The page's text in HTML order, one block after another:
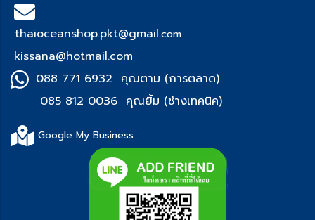
thaioceanshop.pkt@gmail.com
kissana@hotmail.com
088 771 6932 คุณตาม (การตลาด)
085 812 0036 คุณยิ้ม (ช่างเทคนิค)
Google My Business